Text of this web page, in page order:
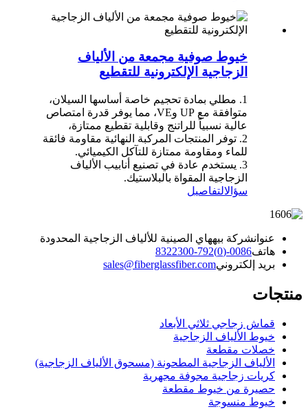
خيوط صوفية مجمعة من الألياف
الزجاجية الإلكترونية للتقطيع
1. مطلي بمادة تحجيم خاصة أساسها السيلان،
متوافقة مع UP وVE، مما يوفر قدرة امتصاص
عالية نسبياً للراتنج وقابلية تقطيع ممتازة،
2. توفر المنتجات المركبة النهائية مقاومة فائقة
للماء ومقاومة ممتازة للتآكل الكيميائي.
3. يستخدم عادة في تصنيع أنابيب الألياف
الزجاجية المقواة بالبلاستيك.
سؤالالتفاصيل
عنوانشركة بيههاي الصينية للألياف الزجاجية المحدودة
هاتف0086-(0)792-8322300
بريد إلكترونيsales@fiberglassfiber.com
منتجات
قماش زجاجي ثلاثي الأبعاد
خيوط الألياف الزجاجية
خصلات مقطعة
الألياف الزجاجية المطحونة (مسحوق الألياف الزجاجية)
كريات زجاجية مجوفة مجهرية
حصيرة من خيوط مقطعة
خيوط منسوجة